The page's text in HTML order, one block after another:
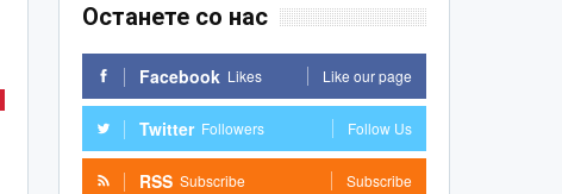
Останете со нас
Facebook Likes Like our page
Twitter Followers Follow Us
RSS Subscribe Subscribe